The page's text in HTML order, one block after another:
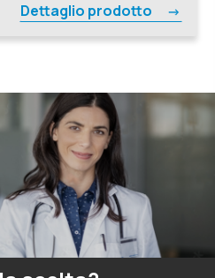
Dettaglio prodotto